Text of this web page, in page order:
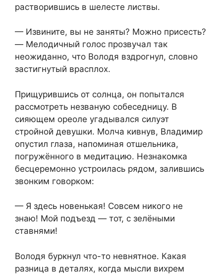
растворившись в шелесте листвы.
— Извините, вы не заняты? Можно присесть?
— Мелодичный голос прозвучал так
неожиданно, что Володя вздрогнул, словно
застигнутый врасплох.
Прищурившись от солнца, он попытался
рассмотреть незваную собеседницу. В
сияющем ореоле угадывался силуэт
стройной девушки. Молча кивнув, Владимир
опустил глаза, напоминая отшельника,
погружённого в медитацию. Незнакомка
бесцеремонно устроилась рядом, залившись
звонким говорком:
— Я здесь новенькая! Совсем никого не
знаю! Мой подъезд — тот, с зелёными
ставнями!
Володя буркнул что-то невнятное. Какая
разница в деталях, когда мысли вихрем